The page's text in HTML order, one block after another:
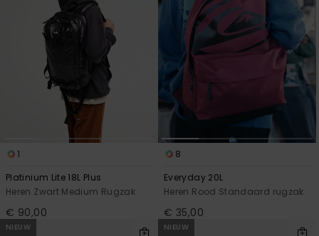
1
Platinium Lite 18L Plus
Heren Zwart Medium Rugzak
€ 90,00
8
Everyday 20L
Heren Rood Standaard rugzak
€ 35,00
NIEUW NIEUW